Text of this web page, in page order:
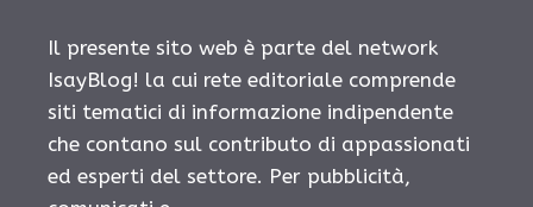
Il presente sito web è parte del network
IsayBlog! la cui rete editoriale comprende
siti tematici di informazione indipendente
che contano sul contributo di appassionati
ed esperti del settore. Per pubblicità,